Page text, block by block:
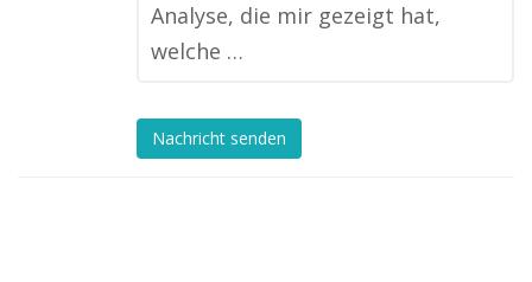
Analyse, die mir gezeigt hat,
welche …
Nachricht senden